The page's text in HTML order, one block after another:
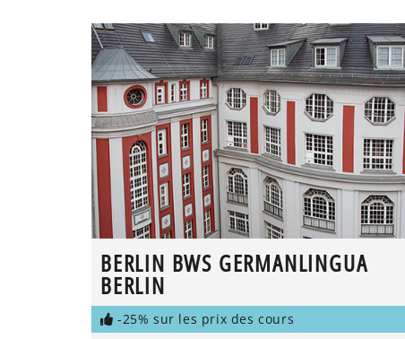
BERLIN BWS GERMANLINGUA
BERLIN
-25% sur les prix des cours